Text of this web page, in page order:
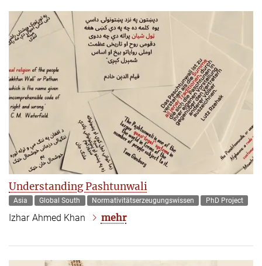
Understanding Pashtunwali
Asia Global South Normativitätserzeugungswissen PhD Project
Izhar Ahmed Khan mehr